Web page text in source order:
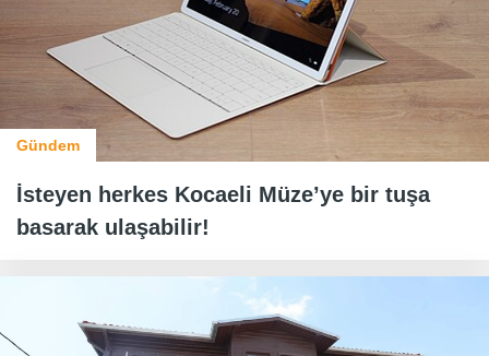
Gündem
İsteyen herkes Kocaeli Müze’ye bir tuşa
basarak ulaşabilir!